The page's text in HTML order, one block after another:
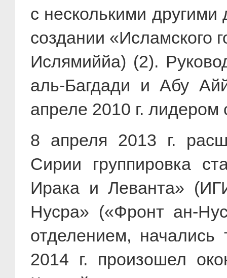
с несколькими
создании «Исламского
Ислямиййа) (2).
аль-Багдади и Абу
апреле 2010 г. лидером
8 апреля 2013 г.
Сирии группировка
Ирака и Леванта»
Нусра» («Фронт ан-
отделением,
2014 г. произошел